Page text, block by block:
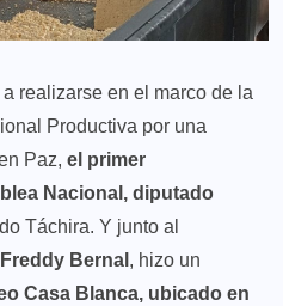
realizarse en el marco de la
Productiva por una
Paz, el primer
Nacional, diputado
Táchira. Y junto al
Bernal , hizo un
Casa Blanca, ubicado en